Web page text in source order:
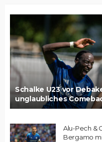
Schalke U23 vor
unglaubliches
Alu-Pech &
Bergamo